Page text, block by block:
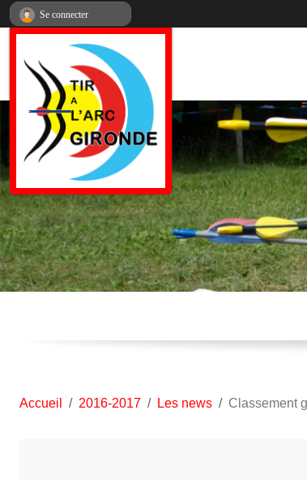
Accueil 2016-2017 Les news Classement
Se connecter
Panneau de gestion des cookies